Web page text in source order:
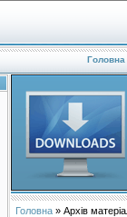
Головна
Головна » Архів